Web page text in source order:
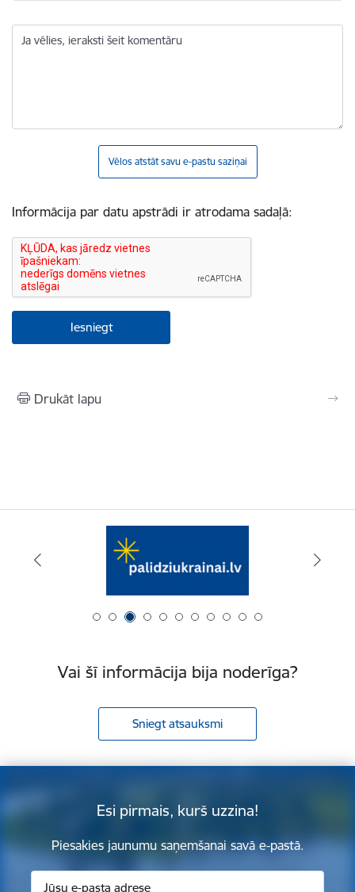
Ja vēlies, ieraksti šeit komentāru
Vēlos atstāt savu e-pastu saziņai
Informācija par datu apstrādi ir atrodama sadaļā:
Drukāt lapu
Vai šī informācija bija noderīga?
Sniegt atsauksmi
Esi pirmais, kurš uzzina!
Piesakies jaunumu saņemšanai savā e-pastā.